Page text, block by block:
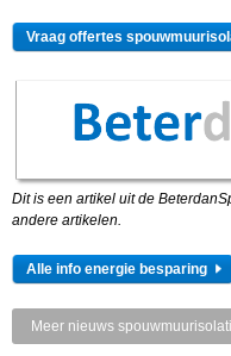
Vraag offertes
Dit is een artikel uit de
andere artikelen.
Alle info energie besparing
Meer nieuws